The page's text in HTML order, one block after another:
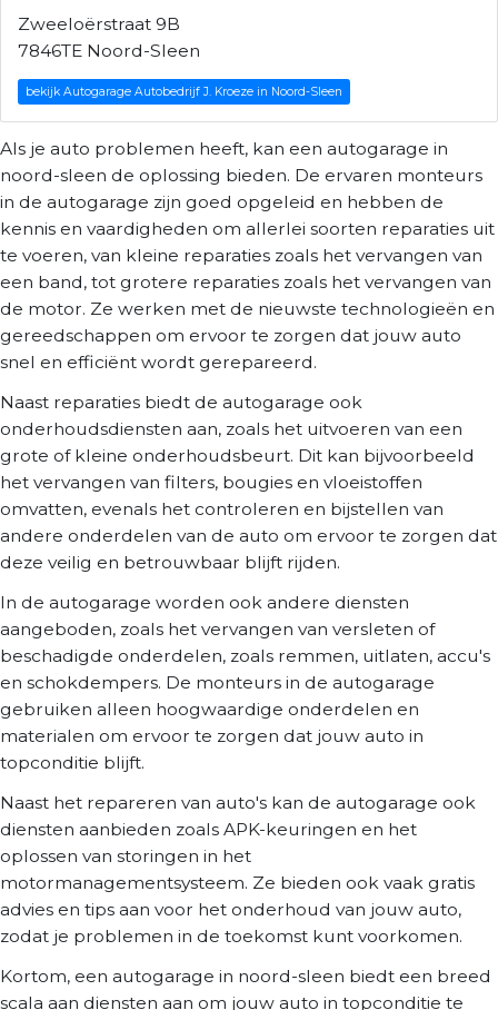
Zweeloërstraat 9B
7846TE Noord-Sleen
bekijk Autogarage Autobedrijf J. Kroeze in Noord-Sleen
Als je auto problemen heeft, kan een autogarage in
noord-sleen de oplossing bieden. De ervaren monteurs
in de autogarage zijn goed opgeleid en hebben de
kennis en vaardigheden om allerlei soorten reparaties uit
te voeren, van kleine reparaties zoals het vervangen van
een band, tot grotere reparaties zoals het vervangen van
de motor. Ze werken met de nieuwste technologieën en
gereedschappen om ervoor te zorgen dat jouw auto
snel en efficiënt wordt gerepareerd.
Naast reparaties biedt de autogarage ook
onderhoudsdiensten aan, zoals het uitvoeren van een
grote of kleine onderhoudsbeurt. Dit kan bijvoorbeeld
het vervangen van filters, bougies en vloeistoffen
omvatten, evenals het controleren en bijstellen van
andere onderdelen van de auto om ervoor te zorgen dat
deze veilig en betrouwbaar blijft rijden.
In de autogarage worden ook andere diensten
aangeboden, zoals het vervangen van versleten of
beschadigde onderdelen, zoals remmen, uitlaten, accu's
en schokdempers. De monteurs in de autogarage
gebruiken alleen hoogwaardige onderdelen en
materialen om ervoor te zorgen dat jouw auto in
topconditie blijft.
Naast het repareren van auto's kan de autogarage ook
diensten aanbieden zoals APK-keuringen en het
oplossen van storingen in het
motormanagementsysteem. Ze bieden ook vaak gratis
advies en tips aan voor het onderhoud van jouw auto,
zodat je problemen in de toekomst kunt voorkomen.
Kortom, een autogarage in noord-sleen biedt een breed
scala aan diensten aan om jouw auto in topconditie te